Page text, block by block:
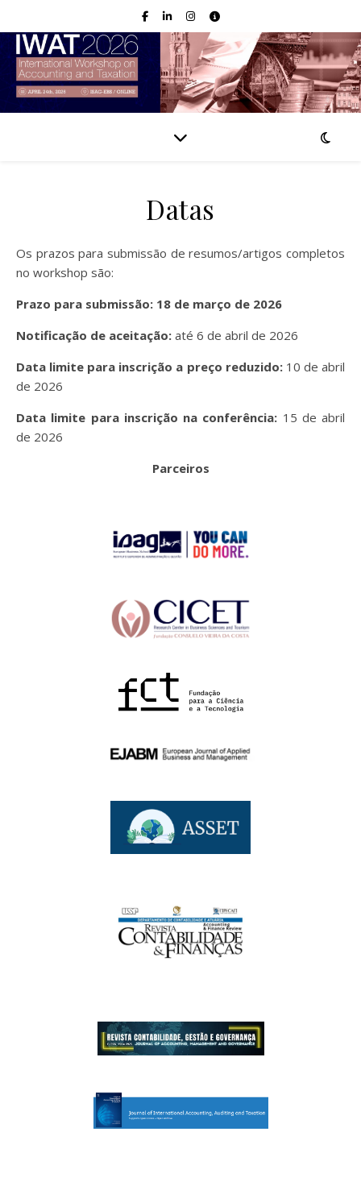
Datas
Os prazos para submissão de resumos/artigos completos
no workshop são:
Prazo para submissão: 18 de março de 2026
Notificação de aceitação: até 6 de abril de 2026
Data limite para inscrição a preço reduzido: 10 de abril
de 2026
Data limite para inscrição na conferência: 15 de abril
de 2026
Parceiros